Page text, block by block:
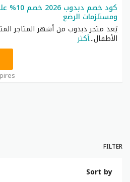
كود خصم
ومستلزمات الرضع
يُعد متجر دبدوب من أشهر المتاجر
الأطفال...أكثر
FILTER
Sort by